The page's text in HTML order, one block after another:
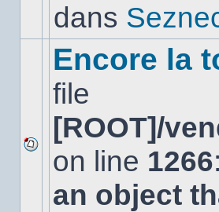
dansdans
Aucun
nouveau
message
non-
Encore la
file
[ROOT]/
on line 1266:
an object